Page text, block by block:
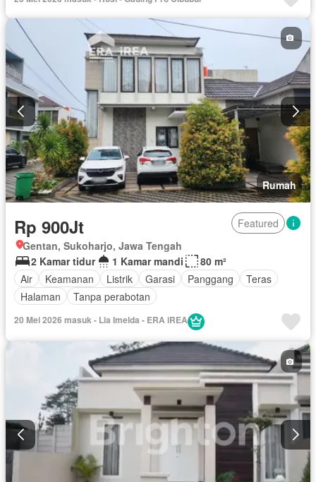
Rumah
Rp 900Jt
Featured
Gentan, Sukoharjo, Jawa Tengah
2 Kamar tidur
1 Kamar mandi
80 m²
Air
Keamanan Listrik Garasi Panggang
Teras
Halaman
Tanpa perabotan
20 Mei 2026 masuk - Lia Imelda - ERA iREA